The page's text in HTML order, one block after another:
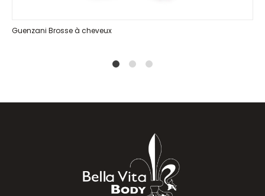
Guenzani Brosse à cheveux